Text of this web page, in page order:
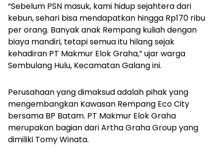
“Sebelum PSN masuk, kami hidup sejahtera dari
kebun, sehari bisa mendapatkan hingga Rp170 ribu
per orang. Banyak anak Rempang kuliah dengan
biaya mandiri, tetapi semua itu hilang sejak
kehadiran PT Makmur Elok Graha,” ujar warga
Sembulang Hulu, Kecamatan Galang ini.
Perusahaan yang dimaksud adalah pihak yang
mengembangkan Kawasan Rempang Eco City
bersama BP Batam. PT Makmur Elok Graha
merupakan bagian dari Artha Graha Group yang
dimiliki Tomy Winata.